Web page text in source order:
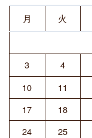
月
火
3
4
10
11
17
18
24
25